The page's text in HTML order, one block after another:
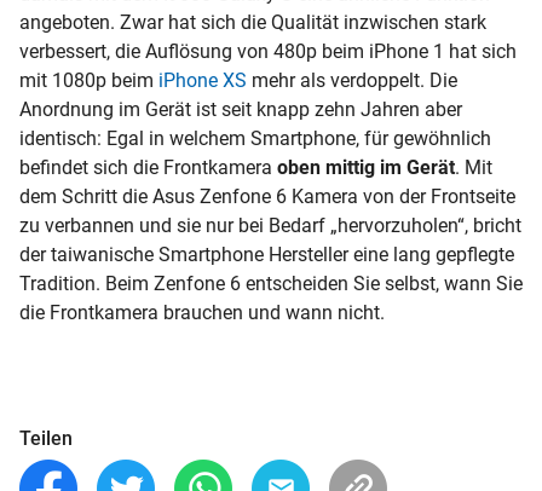
angeboten. Zwar hat sich die Qualität inzwischen stark
verbessert, die Auflösung von 480p beim iPhone 1 hat sich
mit 1080p beim iPhone XS mehr als verdoppelt. Die
Anordnung im Gerät ist seit knapp zehn Jahren aber
identisch: Egal in welchem Smartphone, für gewöhnlich
befindet sich die Frontkamera oben mittig im Gerät. Mit
dem Schritt die Asus Zenfone 6 Kamera von der Frontseite
zu verbannen und sie nur bei Bedarf „hervorzuholen“, bricht
der taiwanische Smartphone Hersteller eine lang gepflegte
Tradition. Beim Zenfone 6 entscheiden Sie selbst, wann Sie
die Frontkamera brauchen und wann nicht.
Teilen